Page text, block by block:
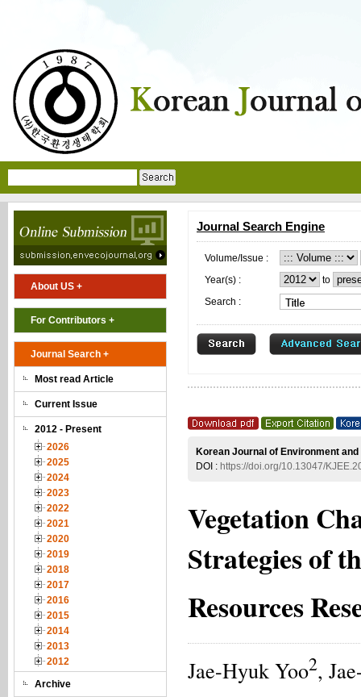
About US +
For Contributors +
Journal Search +
Most read Article
Current Issue
2012 - Present
2026
2025
2024
2023
2022
2021
2020
2019
2018
2017
2016
2015
2014
2013
2012
Archive
Journal Search Engine
Volume/Issue :
Year(s) :
to
Search :
Korean Journal of Environment
DOI : https://doi.org/10.13047/
Vegetation
Strategies of
Resources
Jae-Hyuk Yoo2,